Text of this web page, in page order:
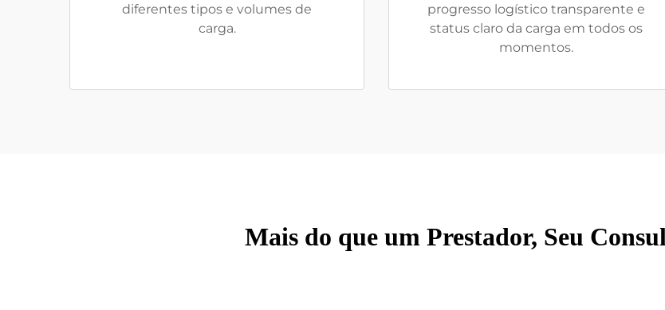
diferentes tipos e volumes de
carga.
progresso logístico transparente e
status claro da carga em todos os
momentos.
Mais do que um Prestador, Seu